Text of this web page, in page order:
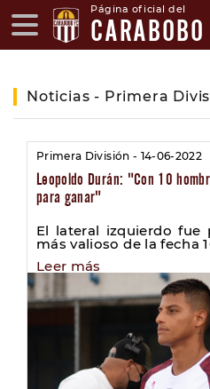
Página oficial del
CARABOBO
Noticias - Primera
Primera División - 14-06-2022
Leopoldo Durán: "Con 10
para ganar"
El lateral izquierdo fue
más valioso de la fecha
Leer más